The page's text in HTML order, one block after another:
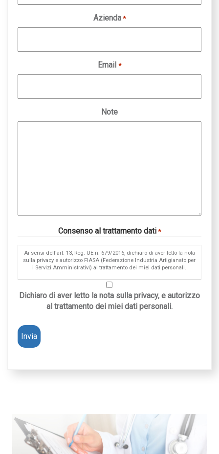
Azienda *
Email *
Note
Consenso al trattamento dati *
Ai sensi dell'art. 13, Reg. UE n. 679/2016, dichiaro di aver letto la nota
sulla privacy e autorizzo FIASA (Federazione Industria Artigianato per
i Servizi Amministrativi) al trattamento dei miei dati personali.
Dichiaro di aver letto la nota sulla privacy, e autorizzo
al trattamento dei miei dati personali.